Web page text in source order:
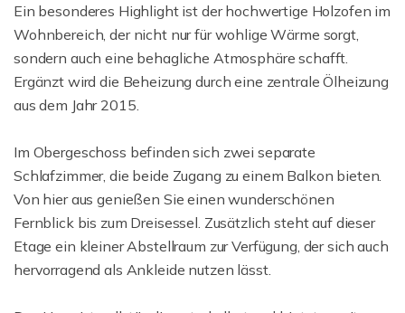
Ein besonderes Highlight ist der hochwertige Holzofen im
Wohnbereich, der nicht nur für wohlige Wärme sorgt,
sondern auch eine behagliche Atmosphäre schafft.
Ergänzt wird die Beheizung durch eine zentrale Ölheizung
aus dem Jahr 2015.
Im Obergeschoss befinden sich zwei separate
Schlafzimmer, die beide Zugang zu einem Balkon bieten.
Von hier aus genießen Sie einen wunderschönen
Fernblick bis zum Dreisessel. Zusätzlich steht auf dieser
Etage ein kleiner Abstellraum zur Verfügung, der sich auch
hervorragend als Ankleide nutzen lässt.